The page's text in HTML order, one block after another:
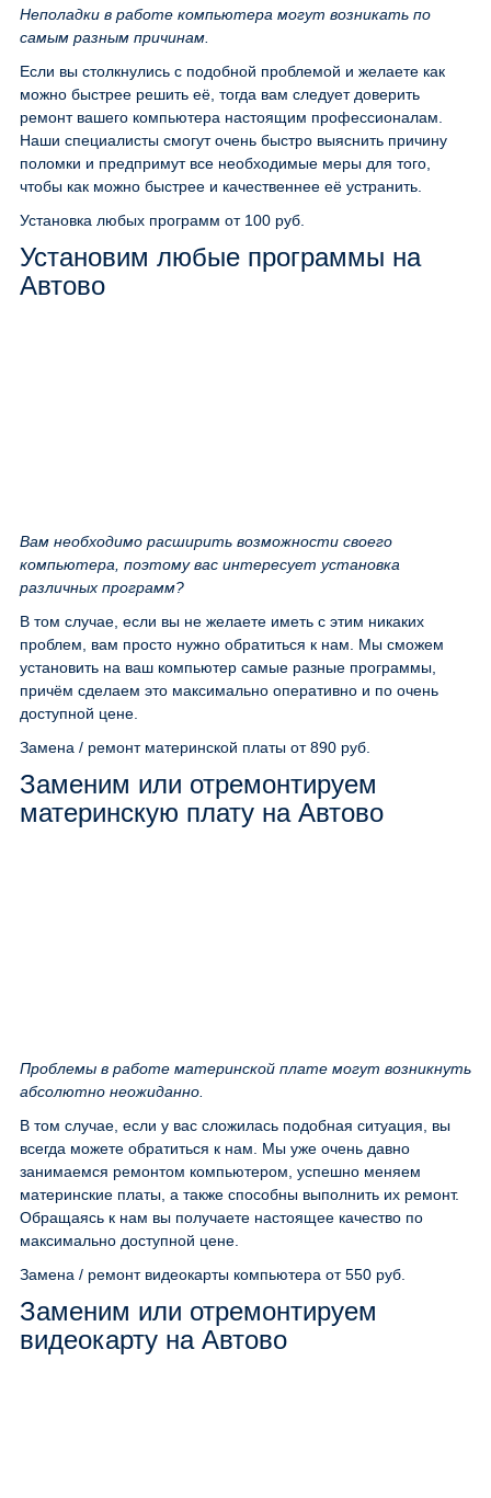
Неполадки в работе компьютера могут возникать по
самым разным причинам.
Если вы столкнулись с подобной проблемой и желаете как
можно быстрее решить её, тогда вам следует доверить
ремонт вашего компьютера настоящим профессионалам.
Наши специалисты смогут очень быстро выяснить причину
поломки и предпримут все необходимые меры для того,
чтобы как можно быстрее и качественнее её устранить.
Установка любых программ от 100 руб.
Установим любые программы на
Автово
Вам необходимо расширить возможности своего
компьютера, поэтому вас интересует установка
различных программ?
В том случае, если вы не желаете иметь с этим никаких
проблем, вам просто нужно обратиться к нам. Мы сможем
установить на ваш компьютер самые разные программы,
причём сделаем это максимально оперативно и по очень
доступной цене.
Замена / ремонт материнской платы от 890 руб.
Заменим или отремонтируем
материнскую плату на Автово
Проблемы в работе материнской плате могут возникнуть
абсолютно неожиданно.
В том случае, если у вас сложилась подобная ситуация, вы
всегда можете обратиться к нам. Мы уже очень давно
занимаемся ремонтом компьютером, успешно меняем
материнские платы, а также способны выполнить их ремонт.
Обращаясь к нам вы получаете настоящее качество по
максимально доступной цене.
Замена / ремонт видеокарты компьютера от 550 руб.
Заменим или отремонтируем
видеокарту на Автово